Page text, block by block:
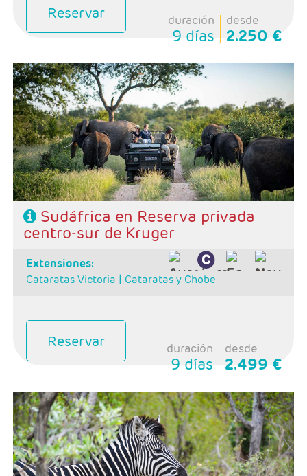
Reservar duración
9 días
desde
2.250 €
Salidas: Diarias
Ruta: 1 noche Johanesburgo + 2 noches reserva
privada + 3 noches Ciudad del Cabo
Régimen: alojamiento y desayuno + 2 almuerzos + 2
cenas
Hoteles: 4 y 5*
Sudáfrica en Reserva privada
centro-sur de Kruger
extensiones:
Cataratas Victoria | Cataratas y Chobe
Reservar duración
9 días
desde
2.499 €
Salidas: Domingos
Ruta: 1 noche Johanesburgo + 2 noches Kruger + 2
noches Pilanesberg + 3 noches Ciudad del Cabo
Régimen: Alojamiento y desayuno + 4 cenas y 1
almuerzo
Hoteles: Classic